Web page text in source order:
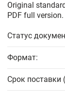
Original
PDF full
Статус
Формат:
Срок поставки